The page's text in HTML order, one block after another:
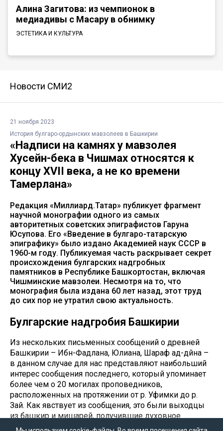
Алина Загитова: из чемпионок в
медиадивы с Масару в обнимку
ЭСТЕТИКА И КУЛЬТУРА
Новости СМИ2
21 ноября 2023
История булгаро-ордынских мавзолеев в Башкирии
«Надписи на камнях у мавзолея
Хусейн-бека в Чишмах относятся к
концу XVII века, а не ко времени
Тамерлана»
Редакция «Миллиард.Татар» публикует фрагмент
научной монографии одного из самых
авторитетных советских эпиграфистов Гаруна
Юсупова. Его «Введение в булгаро-татарскую
эпиграфику» было издано Академией наук СССР в
1960-м году. Публикуемая часть раскрывает секрет
происхождения булгарских надгробных
памятников в Республике Башкортостан, включая
Чишминские мавзолеи. Несмотря на то, что
монография была издана 60 лет назад, этот труд
до сих пор не утратил свою актуальность.
Булгарские надгробия Башкирии
Из нескольких письменных сообщений о древней
Башкирии – Ибн-Фадлана, Юлиана, Шараф ад-дйна –
в данном случае для нас представляют наибольший
интерес сообщения последнего, который упоминает
более чем о 20 могилах проповедников,
расположенных на протяжении от р. Уфимки до р.
Зай. Как явствует из сообщения, это были выходцы
из башкир и мишарей, получившие духовное
образование в Булгаре и проповедовавшие ислам